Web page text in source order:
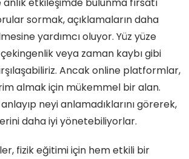
sormak, açıklamaların daha
yardımcı oluyor. Yüz yüze
veya zaman kaybı gibi
Ancak online platformlar,
almak için mükemmel bir alan.
neyi anlamadıklarını görerek,
daha iyi yönetebiliyorlar.
fizik eğitimi için hem etkili bir